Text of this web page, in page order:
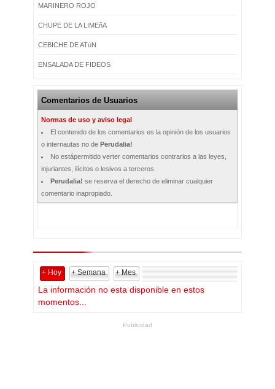
MARINERO ROJO
CHUPE DE LA LIMEñA
CEBICHE DE ATúN
ENSALADA DE FIDEOS
Comentarios de Usuarios
Normas de uso y aviso legal
El contenido de los comentarios es la opinión de los usuarios
o internautas no dePerudalia!
No estápermitido verter comentarios contrarios a las leyes,
injuriantes, ilícitos o lesivos a terceros.
Perudalia! se reserva el derecho de eliminar cualquier
comentario inapropiado.
+ Hoy + Semana + Mes
La información no esta disponible en estos
momentos...
Publicidad